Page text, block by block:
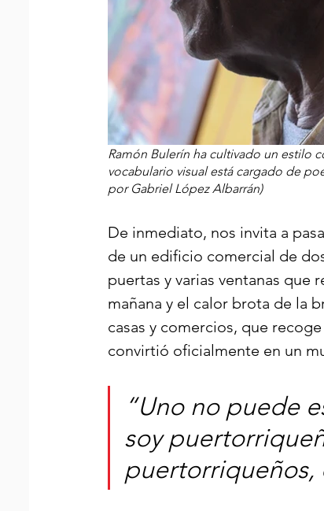
Ramón Bulerín ha cultivado un estilo
vocabulario visual está cargado de
por Gabriel López Albarrán)
De inmediato, nos invita a
de un edificio comercial de
puertas y varias ventanas que
mañana y el calor brota de la
casas y comercios, que
convirtió oficialmente en un
“Uno no puede
soy
puertorriqueños,